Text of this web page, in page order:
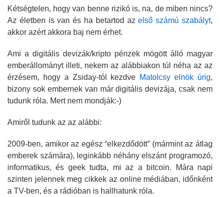
Kétségtelen, hogy van benne rizikó is, na, de miben nincs?
Az életben is van és ha betartod azelső számú szabályt,
akkor azért akkora baj nem érhet.
Ami a digitális devizák/kripto pénzek mögött álló magyar
emberállományt illeti, nekem az alábbiakon túl néha az az
érzésem, hogy a Zsiday-tól kezdve Matolcsy elnök úrig,
bizony sok embernek van már digitális devizája, csak nem
tudunk róla. Mert nem mondják:-)
Amiről tudunk az az alábbi:
2009-ben, amikor az egész “elkezdődött” (mármint az átlag
emberek számára), leginkább néhány elszánt programozó,
informatikus, és geek tudta, mi az a bitcoin.
Mára napi
szinten jelennek meg cikkek az online médiában, időnként
a TV-ben, és a rádióban is hallhatunk róla.